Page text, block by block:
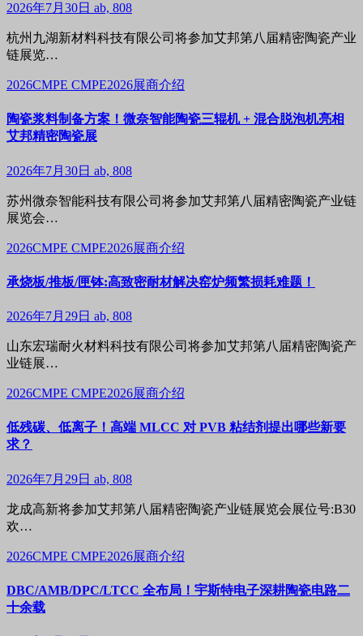
2026年7月30日 ab, 808
杭州九湖新材料科技有限公司将参加艾邦第八届精密陶瓷产业
链展览…
2026CMPE CMPE2026展商介绍
陶瓷浆料制备方案！微奈智能陶瓷三辊机 + 混合脱泡机亮相
艾邦精密陶瓷展
2026年7月30日 ab, 808
苏州微奈智能科技有限公司将参加艾邦第八届精密陶瓷产业链
展览会…
2026CMPE CMPE2026展商介绍
承烧板/推板/匣钵:高致密耐材解决窑炉频繁损耗难题！
2026年7月29日 ab, 808
山东宏瑞耐火材料科技有限公司将参加艾邦第八届精密陶瓷产
业链展…
2026CMPE CMPE2026展商介绍
低残碳、低离子！高端 MLCC 对 PVB 粘结剂提出哪些新要
求？
2026年7月29日 ab, 808
龙成高新将参加艾邦第八届精密陶瓷产业链展览会展位号:B30
欢…
2026CMPE CMPE2026展商介绍
DBC/AMB/DPC/LTCC 全布局！宇斯特电子深耕陶瓷电路二
十余载